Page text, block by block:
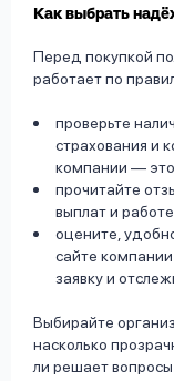
Как выбрать
Перед покупкой
работает по
проверьте
страхования и
компании —
прочитайте
выплат и
оцените,
сайте
заявку и
Выбирайте
насколько
ли решает вопросы